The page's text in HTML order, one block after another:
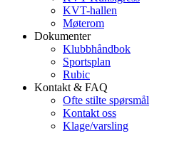
KVT-hallen
Møterom
Dokumenter
Klubbhåndbok
Sportsplan
Rubic
Kontakt & FAQ
Ofte stilte spørsmål
Kontakt oss
Klage/varsling